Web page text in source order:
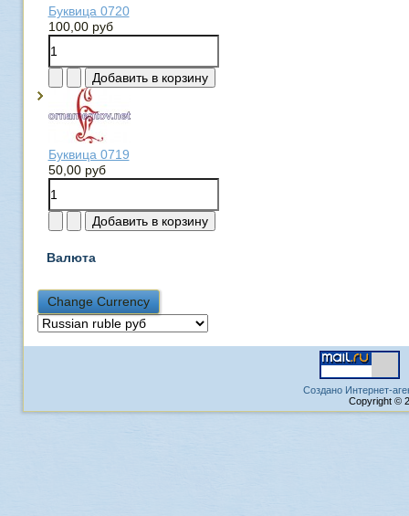
Буквица 0720
100,00 руб
Буквица 0719
50,00 руб
Валюта
Создано Интернет-
Copyright ©